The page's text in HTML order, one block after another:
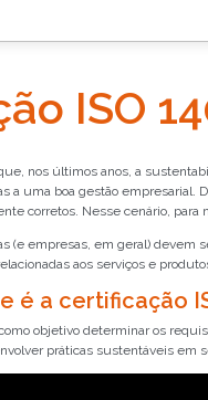
ISO
nos últimos anos, a
a uma boa gestão
corretos. Nesse cenário,
(e empresas, em geral)
aos serviços e
é a certificação
objetivo determinar os
práticas sustentáveis em